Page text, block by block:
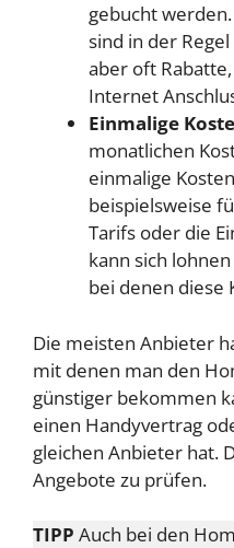
gebucht
sind in der
aber oft
Internet
Einmalige
monatlichen
einmalige
beispielsweise
Tarifs oder die
kann sich
bei denen diese
Die meisten Anbieter
mit denen man den
günstiger bekommen
einen Handyvertrag
gleichen Anbieter hat.
Angebote zu prüfen.
TIPP Auch bei den